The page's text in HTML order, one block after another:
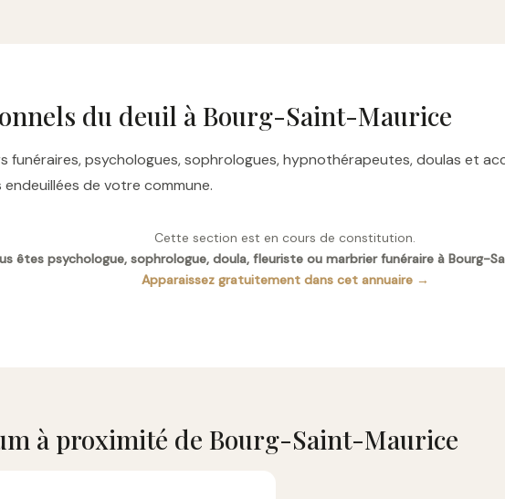
du deuil à Bourg-Saint-Maurice
funéraires, psychologues, sophrologues, hypnothérapeutes, doulas et
endeuillées de votre commune.
Cette section est en cours de constitution.
êtes psychologue, sophrologue, doula, fleuriste ou marbrier funéraire à Bourg-
Apparaissez gratuitement dans cet annuaire →
à proximité de Bourg-Saint-Maurice